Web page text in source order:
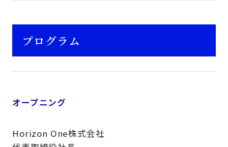
プログラム
オープニング
Horizon One株式会社